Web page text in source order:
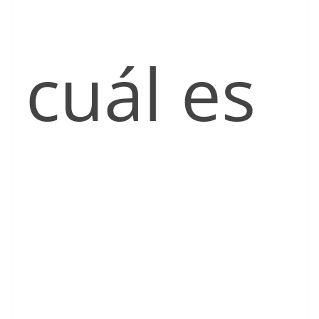
cuál es